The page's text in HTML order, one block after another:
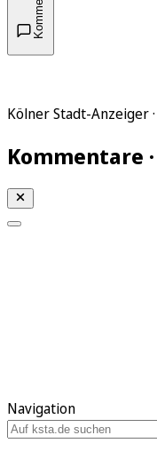
Kölner Stadt-Anzeiger
Kommentare
Navigation